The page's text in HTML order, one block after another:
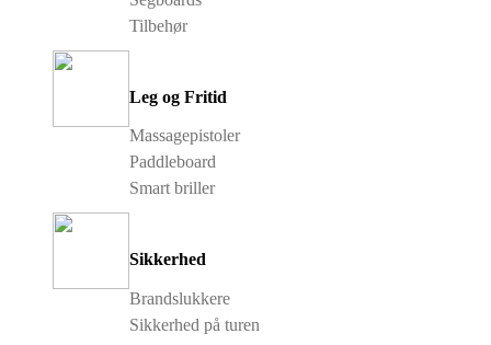
Tilbehør
Leg og Fritid
Massagepistoler
Paddleboard
Smart briller
Sikkerhed
Brandslukkere
Sikkerhed på turen